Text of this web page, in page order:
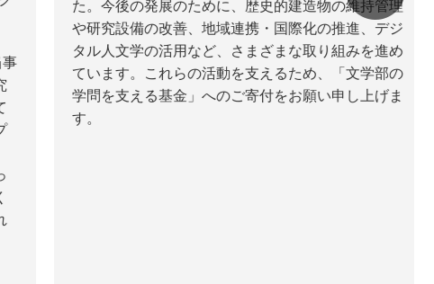
た。今後の発展のために、歴史的建造物の維持管理
や研究設備の改善、地域連携・国際化の推進、デジ
タル人文学の活用など、さまざまな取り組みを進め
ています。これらの活動を支えるため、「文学部の
学問を支える基金」へのご寄付をお願い申し上げま
す。